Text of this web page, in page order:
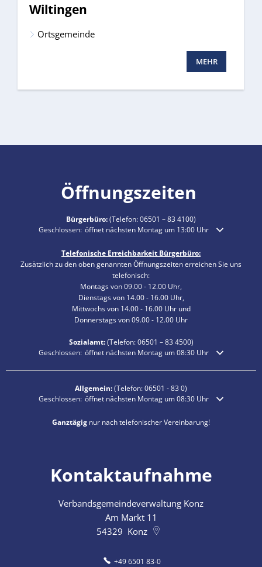
Wiltingen
Ortsgemeinde
MEHR
Öffnungszeiten
Bürgerbüro:(Telefon:06501 – 83 4100)
Klicken, um weitere Öffnungs- oder Schließzeiten auszublenden
Geschlossen: öffnet nächsten Montag um 13:00 Uhr
Telefonische Erreichbarkeit Bürgerbüro:
Zusätzlich zu den oben genannten Öffnungszeiten erreichen Sie uns
telefonisch:
Montags von 09.00 - 12.00 Uhr,
Dienstags von 14.00 - 16.00 Uhr,
Mittwochs von 14.00 - 16.00 Uhr und
Donnerstags von 09.00 - 12.00 Uhr
Sozialamt:(Telefon:06501 – 834500)
Klicken, um weitere Öffnungs- oder Schließzeiten auszublenden
Geschlossen: öffnet nächsten Montag um 08:30 Uhr
Allgemein:(Telefon:06501 - 83 0)
Klicken, um weitere Öffnungs- oder Schließzeiten auszublenden
Geschlossen: öffnet nächsten Montag um 08:30 Uhr
Ganztägig nur nach telefonischer Vereinbarung!
Kontaktaufnahme
Verbandsgemeindeverwaltung Konz
Am Markt 11
54329 Konz
+49 6501 83-0